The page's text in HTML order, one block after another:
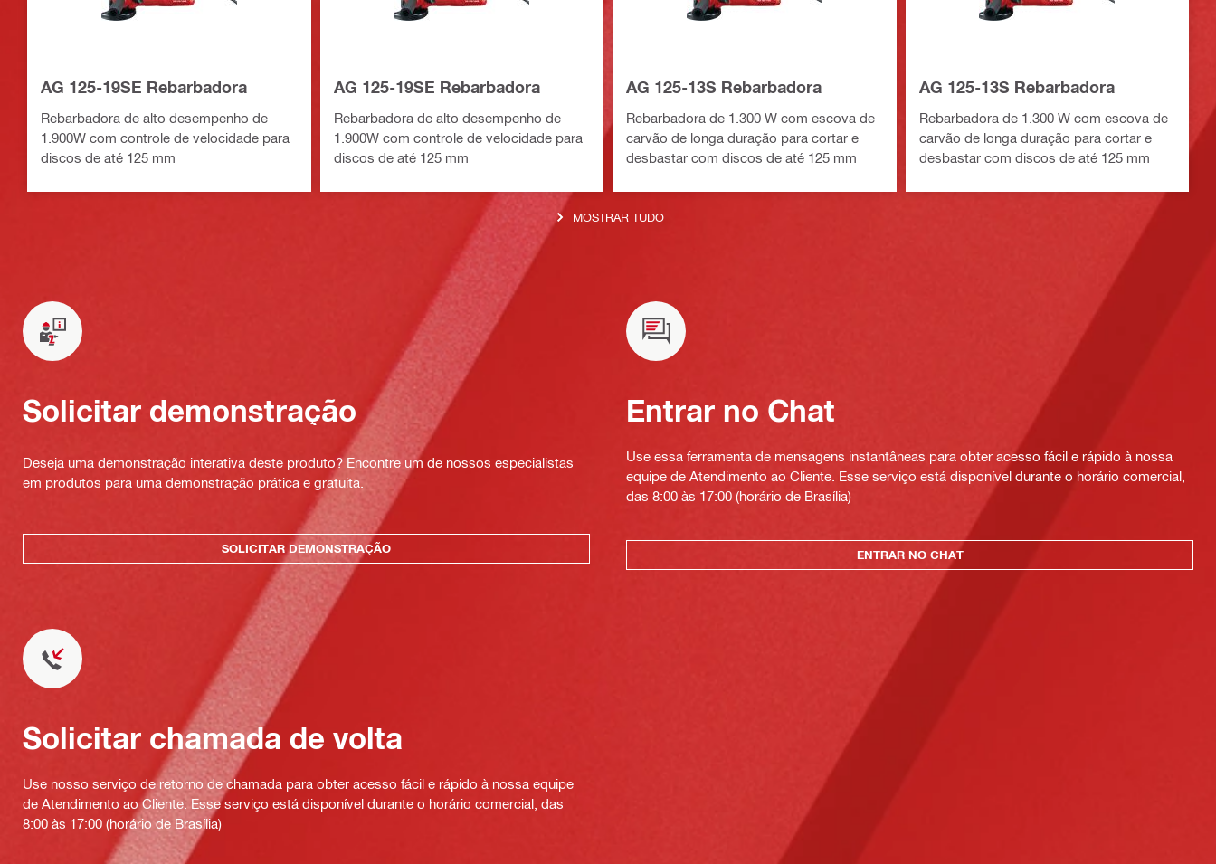
AG 125-19SE Rebarbadora
Rebarbadora de alto desempenho de
1.900W com controle de velocidade para
discos de até 125 mm
AG 125-19SE Rebarbadora
Rebarbadora de alto desempenho de
1.900W com controle de velocidade para
discos de até 125 mm
AG 125-13S Rebarbadora
Rebarbadora de 1.300 W com escova de
carvão de longa duração para cortar e
desbastar com discos de até 125 mm
AG 125-13S Rebarbadora
Rebarbadora de 1.300 W com escova de
carvão de longa duração para cortar e
desbastar com discos de até 125 mm
MOSTRAR TUDO
Solicitar demonstração
Deseja uma demonstração interativa deste produto? Encontre um de nossos especialistas
em produtos para uma demonstração prática e gratuita.
SOLICITAR DEMONSTRAÇÃO
Entrar no Chat
Use essa ferramenta de mensagens instantâneas para obter acesso fácil e rápido à nossa
equipe de Atendimento ao Cliente. Esse serviço está disponível durante o horário comercial,
das 8:00 às 17:00 (horário de Brasília)
ENTRAR NO CHAT
Solicitar chamada de volta
Use nosso serviço de retorno de chamada para obter acesso fácil e rápido à nossa equipe
de Atendimento ao Cliente. Esse serviço está disponível durante o horário comercial, das
8:00 às 17:00 (horário de Brasília)